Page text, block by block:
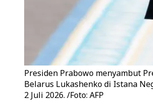
Presiden Prabowo menyambut
Belarus Lukashenko di Istana
2 Juli 2026. /Foto: AFP